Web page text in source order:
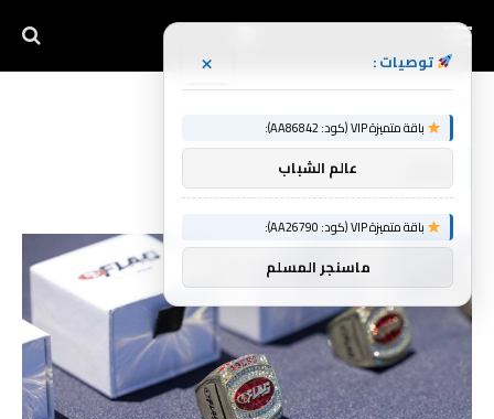
توصيات : ×
باقة متميزة VIP (كود: AA86842):
عالم الشباب
باقة متميزة VIP (كود: AA26790):
ماسنجر المسلم